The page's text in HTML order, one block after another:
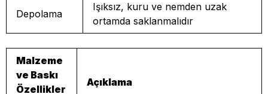
Depolama
Işıksız, kuru ve nemden uzak
ortamda saklanmalıdır
Malzeme
ve Baskı
Özellikler
Açıklama